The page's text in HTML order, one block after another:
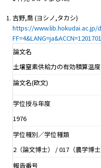
吉野,喬 (ヨシノ,タカシ)
https://
論文名
土壌窒素供給力の有効積算温
論文名(欧文)
学位授与年度
1976
学位種別／学位種類
2（論文博士） / 017（農学博士
報告番号